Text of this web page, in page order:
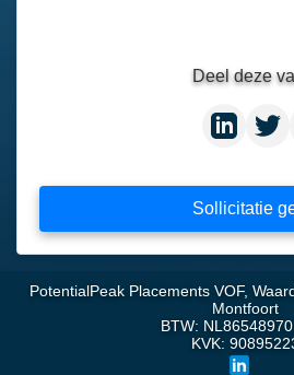
Deel deze
Sollicitatie
PotentialPeak Placements VOF,
Montfoort
BTW:
KVK: